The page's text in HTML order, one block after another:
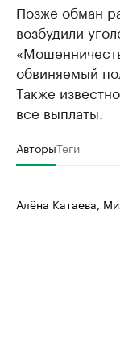
Позже обман
возбудили
обвиняемый
Также
все выплаты.
АвторыТеги
Алёна Катаева,